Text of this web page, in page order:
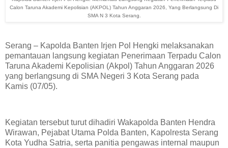
Calon Taruna Akademi Kepolisian (AKPOL) Tahun Anggaran 2026, Yang Berlangsung Di
SMA N 3 Kota Serang.
Serang – Kapolda Banten Irjen Pol Hengki melaksanakan
pemantauan langsung kegiatan Penerimaan Terpadu Calon
Taruna Akademi Kepolisian (Akpol) Tahun Anggaran 2026
yang berlangsung di SMA Negeri 3 Kota Serang pada
Kamis (07/05).
Kegiatan tersebut turut dihadiri Wakapolda Banten Hendra
Wirawan, Pejabat Utama Polda Banten, Kapolresta Serang
Kota Yudha Satria, serta panitia pengawas internal maupun